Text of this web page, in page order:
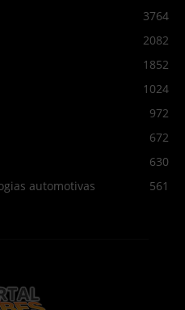
3764
2082
1852
1024
972
672
630
automotivas
561